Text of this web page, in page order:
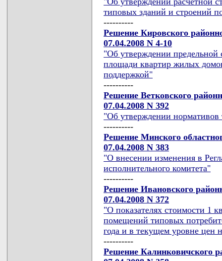
типовых зданий и строений
----------
Решение Кировского
07.04.2008 N 4-10
"Об утверждении предельной
площади квартир жилых
поддержкой"
----------
Решение Ветковского
07.04.2008 N 392
"Об утверждении нормативов
----------
Решение Минского
07.04.2008 N 383
"О внесении изменения в
исполнительного комитета"
----------
Решение Ивановского
07.04.2008 N 372
"О показателях стоимости 1
помещений типовых
года и в текущем уровне цен
----------
Решение Калинковичского